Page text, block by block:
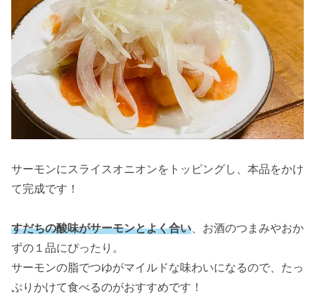
サーモンにスライスオニオンをトッピングし、本品をかけ
て完成です！
すだちの酸味がサーモンとよく合い、お酒のつまみやおか
ずの１品にぴったり。
サーモンの脂でつゆがマイルドな味わいになるので、たっ
ぷりかけて食べるのがおすすめです！